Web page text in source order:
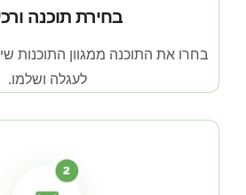
בחירת תוכנה
בחרו את התוכנה ממגוון התוכנות
לעגלה ושלמו.